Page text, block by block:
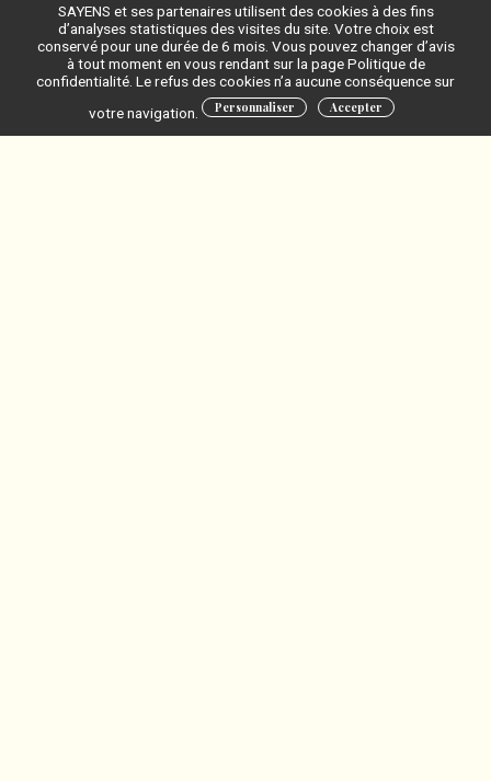
d’oxydation. De belles perspectives pour les producteurs et
distributeurs de produits œnologiques pour répondre à la
problématique de l’oxydation des vins blancs.
Le laboratoire PAM (Procédé Alimentaire et Microbiologiques)
est une unité mixte de recherche constituée de 3 équipes re cherche et
SAYENS et ses partenaires utilisent des cookies à des fins
d’analyses statistiques des visites du site. Votre choix est
conservé pour une durée de 6 mois. Vous pouvez changer d’avis
à tout moment en vous rendant sur la page Politique de
confidentialité. Le refus des cookies n’a aucune conséquence sur
votre navigation.
Personnaliser Accepter